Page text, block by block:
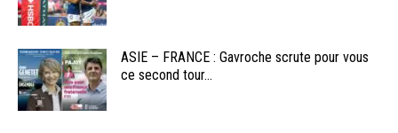
ASIE – FRANCE : Gavroche scrute pour vous
ce second tour...